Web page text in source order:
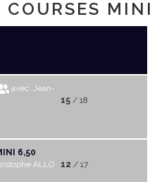
MINI
avec Jean-
15/ 18
6,50
ALLO
12 / 17